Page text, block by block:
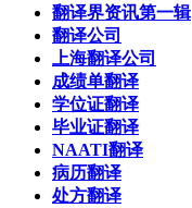
翻译界资讯第一辑
翻译公司
上海翻译公司
成绩单翻译
学位证翻译
毕业证翻译
NAATI翻译
病历翻译
处方翻译